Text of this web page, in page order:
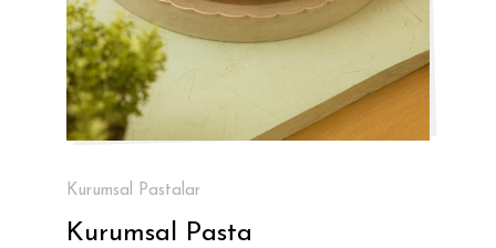
Kurumsal Pastalar
Kurumsal Pasta